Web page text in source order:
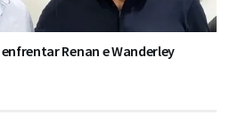
Renan e Wanderley